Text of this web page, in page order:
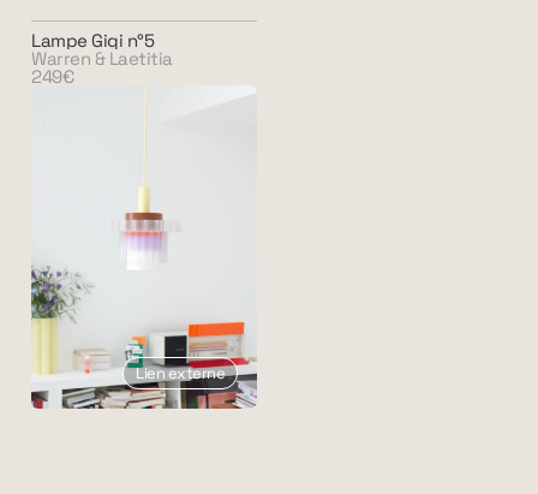
Lampe Gigi n°5
Warren & Laetitia
249€
Lien externe